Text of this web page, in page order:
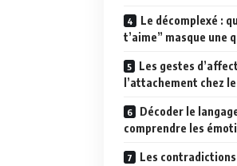
Le décomplexé :
t’aime” masque une
Les gestes
l’attachement chez
Décoder le
comprendre les
Les